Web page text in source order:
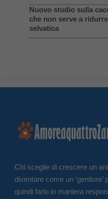
Nuovo studio sulla
che non serve a
selvatica
Chi sceglie di crescere un
diventare come un
quindi farlo in maniera